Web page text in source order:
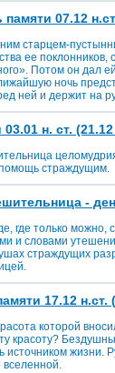
07.12
старцем-
ее
Потом он дал
ночь
ней и держит на
н. ст. (21.12
помощь страждущим.
-
где только
и словами
страждущих
17.12 н.ст.
которой
красоту?
источником